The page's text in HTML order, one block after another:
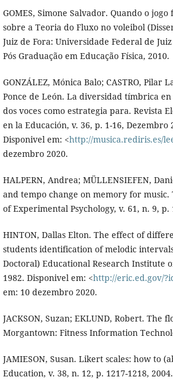
GOMES, Simone Salvador. Quando o
sobre a Teoria do Fluxo no voleibol
Juiz de Fora: Universidade Federal de
Pós Graduação em Educação Física, 2010.
GONZÁLEZ, Mónica Balo; CASTRO, Pilar
Ponce de León. La diversidad tímbrica
dos voces como estrategia para. Revista
en la Educación, v. 36, p. 1-16, Dezembro
Disponivel em: <http://musica.rediris.es/
dezembro 2020.
HALPERN, Andrea; MÜLLENSIEFEN,
and tempo change on memory for
of Experimental Psychology, v. 61, n. 9, p.
HINTON, Dallas Elton. The effect of
students identification of melodic
Doctoral) Educational Research Institute
1982. Disponivel em: <http://eric.ed.gov/
em: 10 dezembro 2020.
JACKSON, Suzan; EKLUND, Robert. The
Morgantown: Fitness Information
JAMIESON, Susan. Likert scales: how to
Education, v. 38, n. 12, p. 1217-1218,